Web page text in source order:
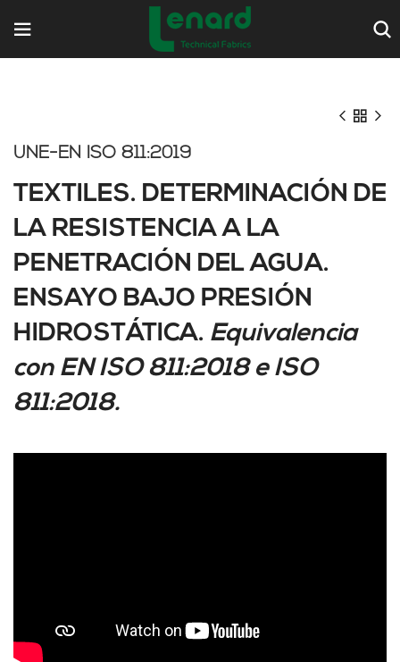
UNE-EN ISO 811:2019
TEXTILES. DETERMINACIÓN DE
LA RESISTENCIA A LA
PENETRACIÓN DEL AGUA.
ENSAYO BAJO PRESIÓN
HIDROSTÁTICA. Equivalencia
con EN ISO 811:2018 e ISO
811:2018.